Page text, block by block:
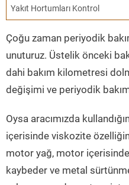
Yakıt Hortumları Kontrol
Çoğu zaman periyodik
unuturuz. Üstelik önceki
dahi bakım kilometresi
değişimi ve periyodik
Oysa aracımızda
içerisinde viskozite
motor yağ, motor
kaybeder ve metal